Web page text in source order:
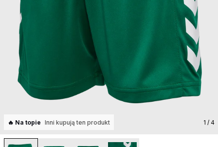
🔥 Na topie Inni kupują ten produkt 1 / 4